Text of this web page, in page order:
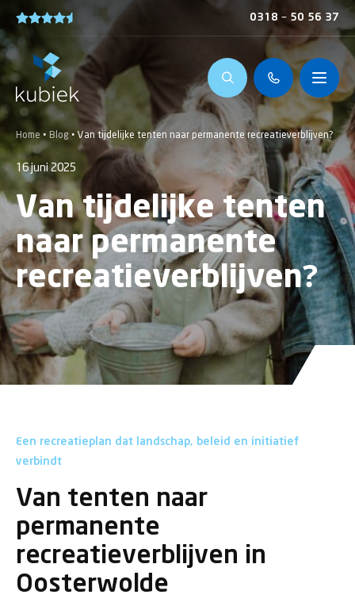
0318 – 50 56 37
Home • Blog • Van tijdelijke tenten naar permanente recreatieverblijven?
16 juni 2025
Van tijdelijke tenten
naar permanente
recreatieverblijven?
Een recreatieplan dat landschap, beleid en initiatief
verbindt
Van tenten naar
permanente
recreatieverblijven in
Oosterwolde